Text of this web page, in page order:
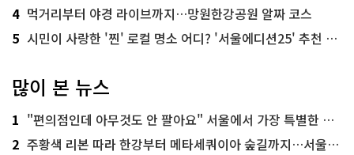
4 먹거리부터 야경 라이브까지…망원한강공원 알짜 코스
5 시민이 사랑한 '찐' 로컬 명소 어디? '서울에디션25' 추천 코스
많이 본 뉴스
1 "편의점인데 아무것도 안 팔아요" 서울에서 가장 특별한 편의점의 정체
2 주황색 리본 따라 한강부터 메타세쿼이아 숲길까지…서울둘레길 15코스